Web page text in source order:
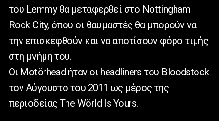
του Lemmy θα μεταφερθεί στο Nottingham
Rock City, όπου οι θαυμαστές θα μπορούν να
την επισκεφθούν και να αποτίσουν φόρο τιμής
στη μνήμη του.
Οι Motörhead ήταν οι headliners του Bloodstock
τον Αύγουστο του 2011 ως μέρος της
περιοδείας The Wörld Is Yours.